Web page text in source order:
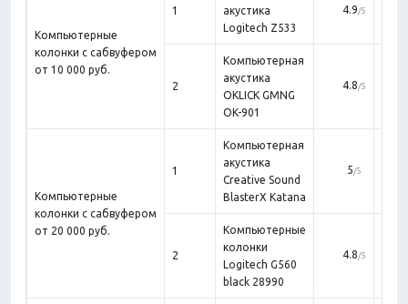
Компьютерные
колонки с сабвуфером
от 10 000 руб.
1
акустика
Logitech Z533
4.9/5
2
Компьютерная
акустика
OKLICK GMNG
OK-901
4.8/5
Компьютерные
колонки с сабвуфером
от 20 000 руб.
1
Компьютерная
акустика
Creative Sound
BlasterX Katana
5/5
2
Компьютерные
колонки
Logitech G560
black 28990
4.8/5